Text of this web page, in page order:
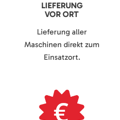
LIEFERUNG
VOR ORT
Lieferung aller
Maschinen direkt zum
Einsatzort.